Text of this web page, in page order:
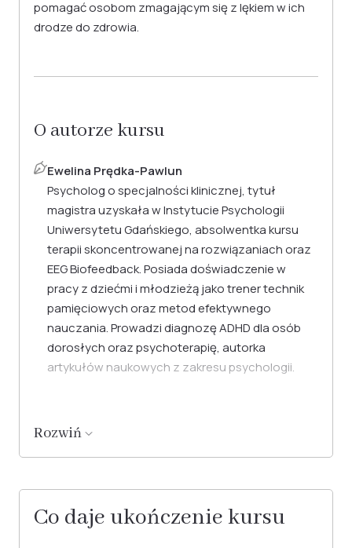
pomagać osobom zmagającym się z lękiem w ich
drodze do zdrowia.
O autorze kursu
Ewelina Prędka-Pawlun
Psycholog o specjalności klinicznej, tytuł
magistra uzyskała w Instytucie Psychologii
Uniwersytetu Gdańskiego, absolwentka kursu
terapii skoncentrowanej na rozwiązaniach oraz
EEG Biofeedback. Posiada doświadczenie w
pracy z dziećmi i młodzieżą jako trener technik
pamięciowych oraz metod efektywnego
nauczania. Prowadzi diagnozę ADHD dla osób
dorosłych oraz psychoterapię, autorka
artykułów naukowych z zakresu psychologii.
Rozwiń
Co daje ukończenie kursu